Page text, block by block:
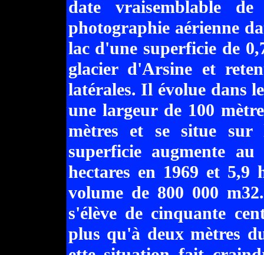
date vraisemblable
photographie aérienne
lac d'une superficie de
glacier d'Arsine et
latérales. Il évolue dans
une largeur de 100
mètres et se situe
superficie augmente
hectares en 1969 et
volume de 800 000
s'élève de cinquante
plus qu'à deux mètres